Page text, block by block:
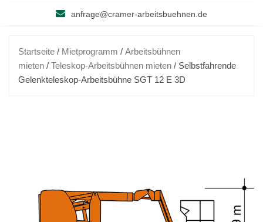
anfrage@cramer-arbeitsbuehnen.de
Startseite / Mietprogramm / Arbeitsbühnen
mieten / Teleskop-Arbeitsbühnen mieten / Selbstfahrende
Gelenkteleskop-Arbeitsbühne SGT 12 E 3D